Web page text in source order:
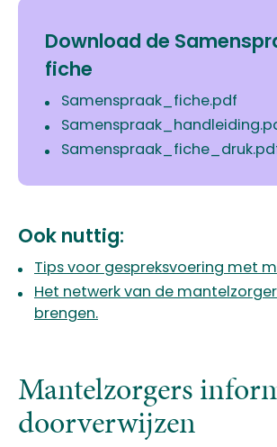
Download de
fiche
Samenspraak_fiche.pdf
Ook nuttig:
Tips voor gespreksvoering met
Het netwerk van de
brengen.
Mantelzorgers
doorverwijzen